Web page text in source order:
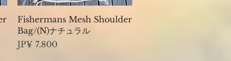
Visualização rápida
Fishermans Mesh Shoulder
Bag/(N)ナチュラル
Preço
JP¥ 7.800